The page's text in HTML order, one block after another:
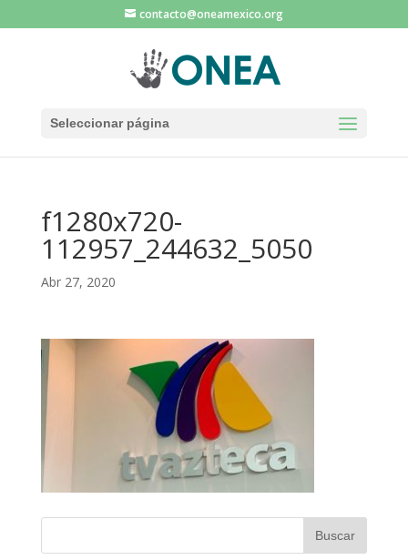
contacto@oneamexico.org
Seleccionar página
f1280x720-
112957_244632_5050
Abr 27, 2020